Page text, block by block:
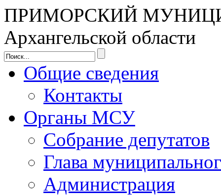
ПРИМОРСКИЙ
Архангельской области
Общие сведения
Контакты
Органы МСУ
Собрание депутатов
Глава
Администрация